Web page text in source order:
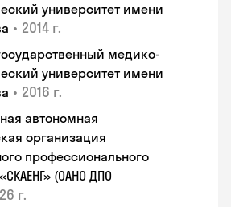
университет имени
• 2014 г.
медико-
университет имени
• 2016 г.
автономная
организация
профессионального
(ОАНО ДПО
г.